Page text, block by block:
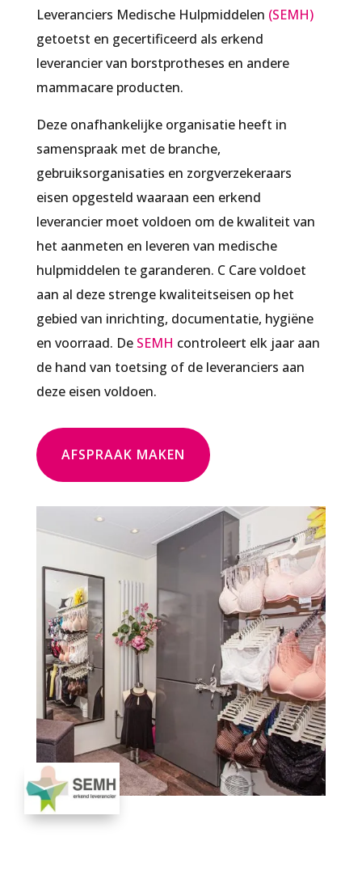
Leveranciers Medische Hulpmiddelen (SEMH)
getoetst en gecertificeerd als erkend
leverancier van borstprotheses en andere
mammacare producten.
Deze onafhankelijke organisatie heeft in
samenspraak met de branche,
gebruiksorganisaties en zorgverzekeraars
eisen opgesteld waaraan een erkend
leverancier moet voldoen om de kwaliteit van
het aanmeten en leveren van medische
hulpmiddelen te garanderen. C Care voldoet
aan al deze strenge kwaliteitseisen op het
gebied van inrichting, documentatie, hygiëne
en voorraad. DeSEMH controleert elk jaar aan
de hand van toetsing of de leveranciers aan
deze eisen voldoen.
AFSPRAAK MAKEN